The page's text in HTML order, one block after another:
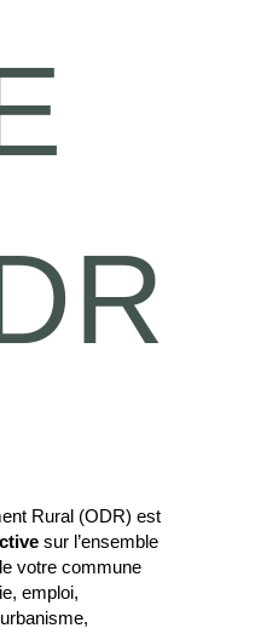
Rural (ODR) est
sur l’ensemble
votre commune
emploi,